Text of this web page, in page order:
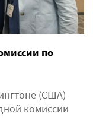
по
(США)
комиссии